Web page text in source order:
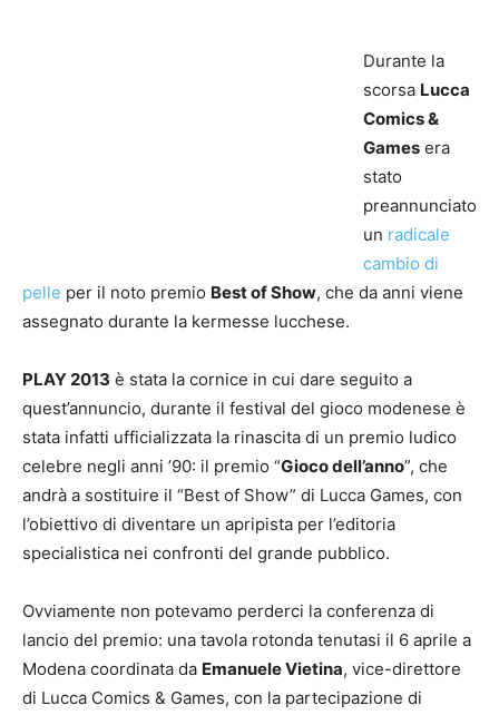
Durante la
scorsa Lucca
Comics &
Games era
stato
preannunciato
un radicale
cambio di
pelle per il noto premio Best of Show, che da anni viene
assegnato durante la kermesse lucchese.
PLAY 2013 è stata la cornice in cui dare seguito a
quest’annuncio, durante il festival del gioco modenese è
stata infatti ufficializzata la rinascita di un premio ludico
celebre negli anni ’90: il premio “Gioco dell’anno”, che
andrà a sostituire il “Best of Show” di Lucca Games, con
l’obiettivo di diventare un apripista per l’editoria
specialistica nei confronti del grande pubblico.
Ovviamente non potevamo perderci la conferenza di
lancio del premio: una tavola rotonda tenutasi il 6 aprile a
Modena coordinata da Emanuele Vietina, vice-direttore
di Lucca Comics & Games, con la partecipazione di